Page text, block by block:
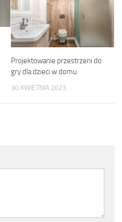
Projektowanie przestrzeni do
gry dla dzieci w domu
30 KWIETNIA 2023